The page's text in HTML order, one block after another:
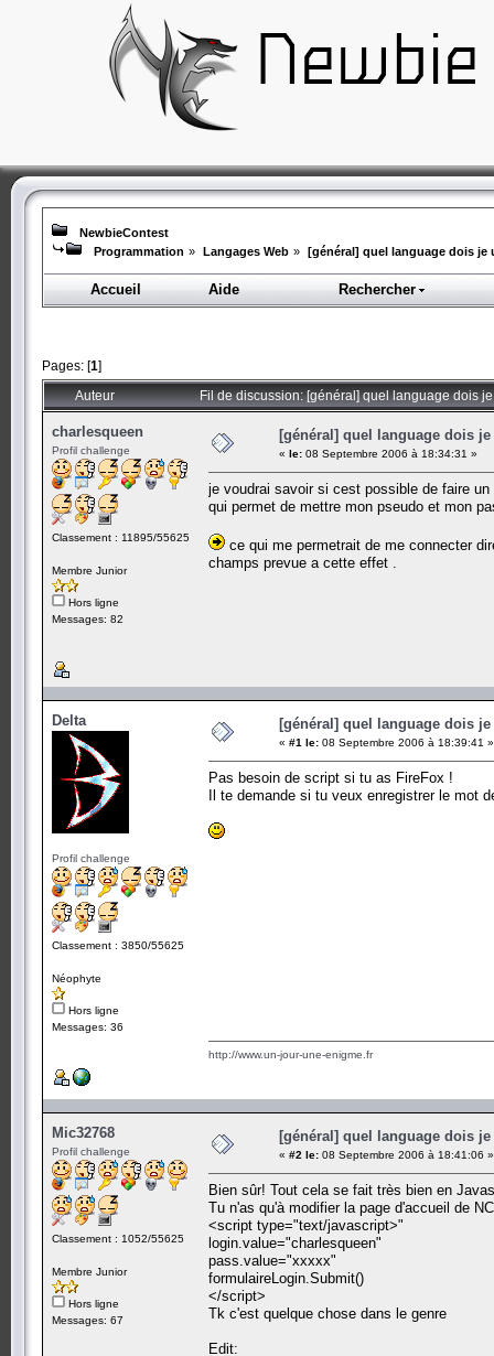
NewbieContest
Programmation » Langages Web » [général] quel language dois je
Accueil Aide Rechercher
Pages: [1]
Auteur Fil de discussion: [général] quel language dois
charlesqueen
Profil challenge
Classement : 11895/55625
Membre Junior
Hors ligne
Messages: 82
[général] quel language dois
« le: 08 Septembre 2006 à 18:34:31 »
je voudrai savoir si cest possible de faire
qui permet de mettre mon pseudo et mon
ce qui me permetrait de me connecter
champs prevue a cette effet .
Delta
Profil challenge
Classement : 3850/55625
Néophyte
Hors ligne
Messages: 36
[général] quel language dois
« #1 le: 08 Septembre 2006 à 18:39:41 »
Pas besoin de script si tu as FireFox !
Il te demande si tu veux enregistrer le mot
http://www.un-jour-une-enigme.fr
Mic32768
Profil challenge
Classement : 1052/55625
Membre Junior
Hors ligne
Messages: 67
[général] quel language dois
« #2 le: 08 Septembre 2006 à 18:41:06 »
Bien sûr! Tout cela se fait très bien en
Tu n'as qu'à modifier la page d'accueil de
<script type="text/javascript>"
login.value="charlesqueen"
pass.value="xxxxx"
formulaireLogin.Submit()
</script>
Tk c'est quelque chose dans le genre
Edit: